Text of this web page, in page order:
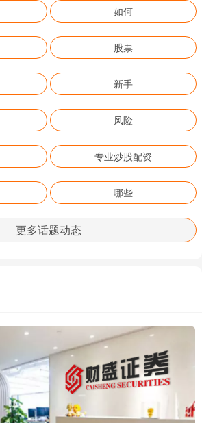
如何
股票
新手
风险
专业炒股配资
哪些
更多话题动态